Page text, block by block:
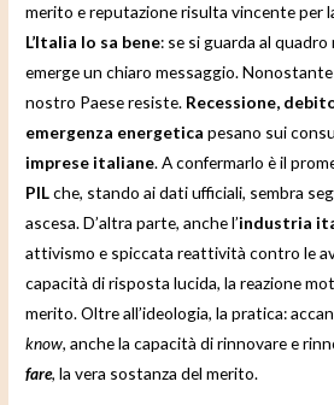
merito e reputazione risulta vincente per
L’Italia lo sa bene: se si guarda al
emerge un chiaro messaggio. Nonostante
nostro Paese resiste. Recessione,
emergenza energetica pesano sui
imprese italiane. A confermarlo è il
PILche, stando ai dati ufficiali, sembra
ascesa. D’altra parte, anche l’industria
attivismo e spiccata reattività contro le
capacità di risposta lucida, la reazione
merito. Oltre all’ideologia, la pratica:
know, anche la capacità di rinnovare e
fare, la vera sostanza del merito.